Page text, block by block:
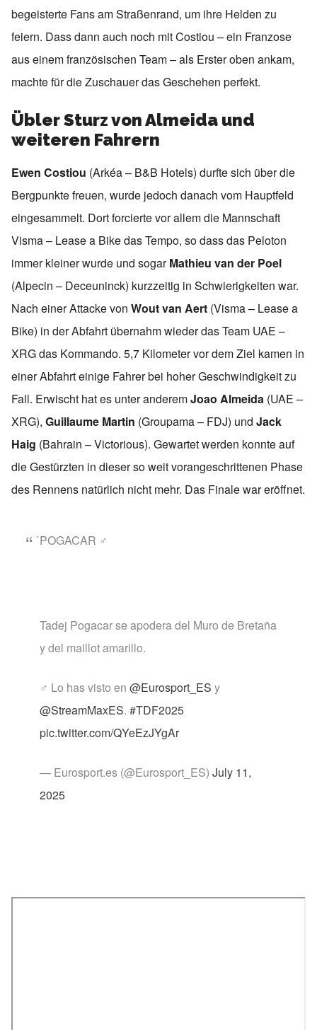
begeisterte Fans am Straßenrand, um ihre Helden zu
feiern. Dass dann auch noch mit Costiou – ein Franzose
aus einem französischen Team – als Erster oben ankam,
machte für die Zuschauer das Geschehen perfekt.
Übler Sturz von Almeida und
weiteren Fahrern
Ewen Costiou (Arkéa – B&B Hotels) durfte sich über die
Bergpunkte freuen, wurde jedoch danach vom Hauptfeld
eingesammelt. Dort forcierte vor allem die Mannschaft
Visma – Lease a Bike das Tempo, so dass das Peloton
immer kleiner wurde und sogarMathieu van der Poel
(Alpecin – Deceuninck) kurzzeitig in Schwierigkeiten war.
Nach einer Attacke von Wout van Aert (Visma – Lease a
Bike) in der Abfahrt übernahm wieder das Team UAE –
XRG das Kommando. 5,7 Kilometer vor dem Ziel kamen in
einer Abfahrt einige Fahrer bei hoher Geschwindigkeit zu
Fall. Erwischt hat es unter anderemJoao Almeida (UAE –
XRG), Guillaume Martin (Groupama – FDJ) und Jack
Haig (Bahrain – Victorious). Gewartet werden konnte auf
die Gestürzten in dieser so weit vorangeschrittenen Phase
des Rennens natürlich nicht mehr. Das Finale war eröffnet.
́POGACAR ‍♂️
Tadej Pogacar se apodera del Muro de Bretaña
y del maillot amarillo.
‍♂️ Lo has visto en @Eurosport_ES y
@StreamMaxES. #TDF2025
pic.twitter.com/QYeEzJYgAr
— Eurosport.es (@Eurosport_ES) July 11,
2025